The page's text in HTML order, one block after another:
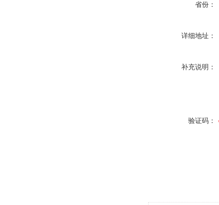
省份：
详细地址：
补充说明：
验证码：